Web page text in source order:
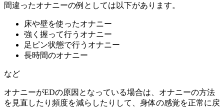
間違ったオナニーの例としては以下があります。
床や壁を使ったオナニー
強く握って行うオナニー
足ピン状態で行うオナニー
長時間のオナニー
など
オナニーがEDの原因となっている場合は、オナニーの方法
を見直したり頻度を減らしたりして、身体の感覚を正常に戻